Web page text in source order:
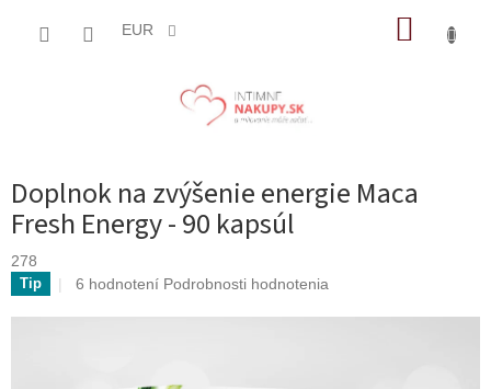
EUR
Doplnok na zvýšenie energie Maca
Fresh Energy - 90 kapsúl
278
Tip
Priemerné
6 hodnotení Podrobnosti hodnotenia